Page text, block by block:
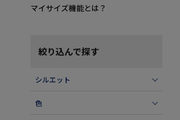
マイサイズ機能とは？
絞り込んで探す
シルエット
色